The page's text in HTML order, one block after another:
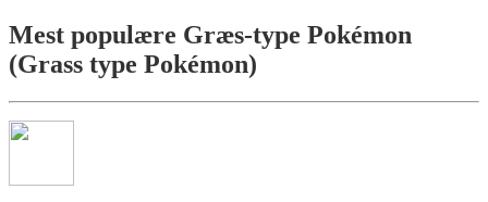
Mest populære Græs‑type Pokémon
(Grass type Pokémon)